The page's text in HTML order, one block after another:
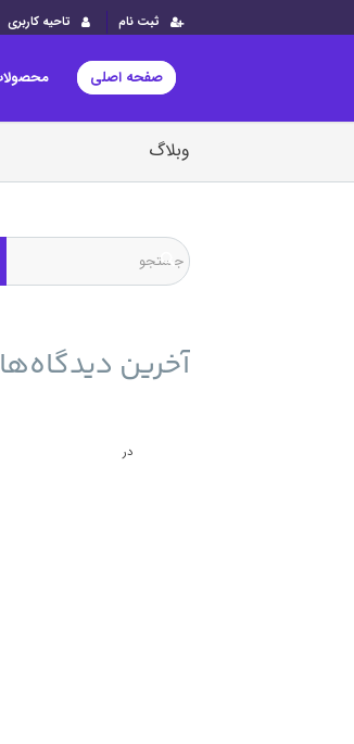
ثبت نام تاحیه کاربری
صفحه اصلی
وبلاگ
آخرین دیدگاه‌ها
در